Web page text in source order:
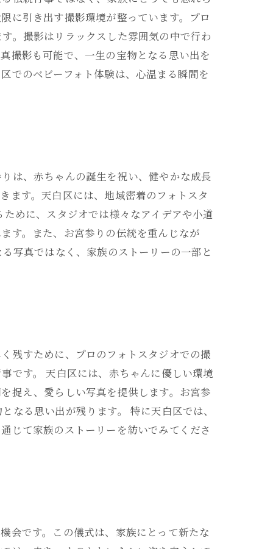
に引き出す撮影環境が整っています。プロ
。撮影はリラックスした雰囲気の中で行わ
撮影も可能で、一生の宝物となる思い出を
でのベビーフォト体験は、心温まる瞬間を
は、赤ちゃんの誕生を祝い、健やかな成長
ます。天白区には、地域密着のフォトスタ
めに、スタジオでは様々なアイデアや小道
す。また、お宮参りの伝統を重んじなが
写真ではなく、家族のストーリーの一部と
残すために、プロのフォトスタジオでの撮
です。 天白区には、赤ちゃんに優しい環境
捉え、愛らしい写真を提供します。お宮参
なる思い出が残ります。 特に天白区では、
じて家族のストーリーを紡いでみてくださ
会です。この儀式は、家族にとって新たな